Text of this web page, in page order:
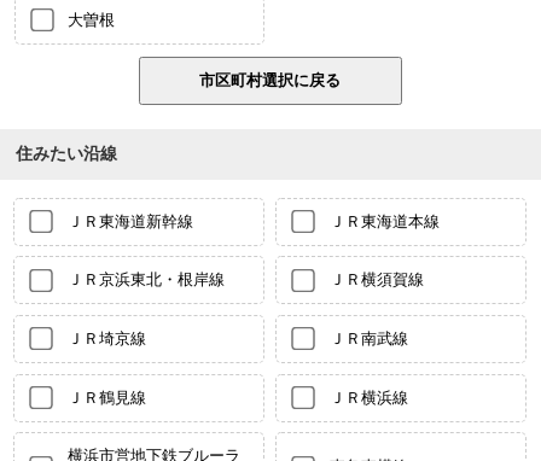
大曽根
住みたい沿線
ＪＲ東海道新幹線 ＪＲ東海道本線
ＪＲ京浜東北・根岸線 ＪＲ横須賀線
ＪＲ埼京線 ＪＲ南武線
ＪＲ鶴見線 ＪＲ横浜線
横浜市営地下鉄ブルーラ